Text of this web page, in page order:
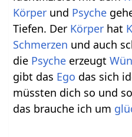
Körper und Psyche
Tiefen. Der Körper hat
Schmerzen und auch
die Psyche erzeugt
gibt das Ego das sich
müssten dich so und
das brauche ich um